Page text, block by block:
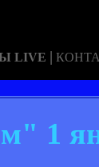
LIVE |
1